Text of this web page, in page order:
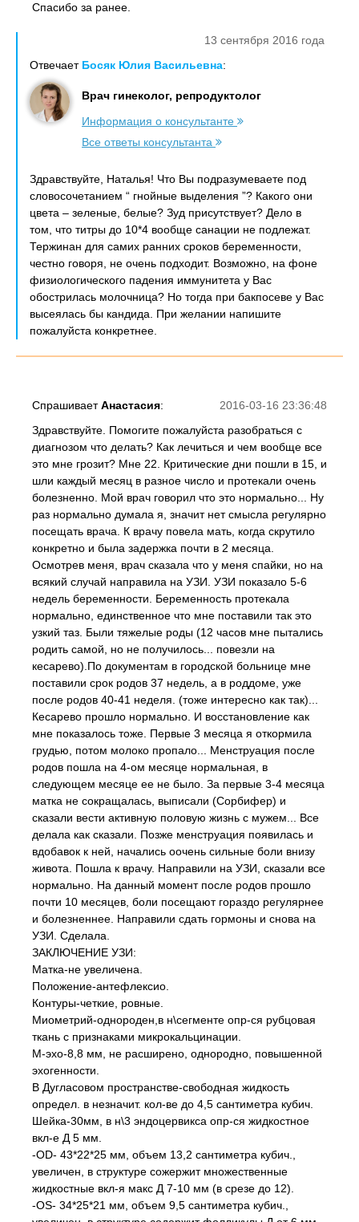
Спасибо за ранее.
13 сентября 2016 года
Отвечает Босяк Юлия Васильевна:
Врач гинеколог, репродуктолог
Информация о консультанте
Все ответы консультанта
Здравствуйте, Наталья! Что Вы подразумеваете под
словосочетанием “ гнойные выделения ”? Какого они
цвета – зеленые, белые? Зуд присутствует? Дело в
том, что титры до 10*4 вообще санации не подлежат.
Тержинан для самих ранних сроков беременности,
честно говоря, не очень подходит. Возможно, на фоне
физиологического падения иммунитета у Вас
обострилась молочница? Но тогда при бакпосеве у Вас
высеялась бы кандида. При желании напишите
пожалуйста конкретнее.
2016-03-16 23:36:48
СпрашиваетАнастасия:
Здравствуйте. Помогите пожалуйста разобраться с
диагнозом что делать? Как лечиться и чем вообще все
это мне грозит? Мне 22. Критические дни пошли в 15, и
шли каждый месяц в разное число и протекали очень
болезненно. Мой врач говорил что это нормально... Ну
раз нормально думала я, значит нет смысла регулярно
посещать врача. К врачу повела мать, когда скрутило
конкретно и была задержка почти в 2 месяца.
Осмотрев меня, врач сказала что у меня спайки, но на
всякий случай направила на УЗИ. УЗИ показало 5-6
недель беременности. Беременность протекала
нормально, единственное что мне поставили так это
узкий таз. Были тяжелые роды (12 часов мне пытались
родить самой, но не получилось... повезли на
кесарево).По документам в городской больнице мне
поставили срок родов 37 недель, а в роддоме, уже
после родов 40-41 неделя. (тоже интересно как так)...
Кесарево прошло нормально. И восстановление как
мне показалось тоже. Первые 3 месяца я откормила
грудью, потом молоко пропало... Менструация после
родов пошла на 4-ом месяце нормальная, в
следующем месяце ее не было. За первые 3-4 месяца
матка не сокращалась, выписали (Сорбифер) и
сказали вести активную половую жизнь с мужем... Все
делала как сказали. Позже менструация появилась и
вдобавок к ней, начались оочень сильные боли внизу
живота. Пошла к врачу. Направили на УЗИ, сказали все
нормально. На данный момент после родов прошло
почти 10 месяцев, боли посещают гораздо регулярнее
и болезненнее. Направили сдать гормоны и снова на
УЗИ. Сделала.
ЗАКЛЮЧЕНИЕ УЗИ:
Матка-не увеличена.
Положение-антефлексио.
Контуры-четкие, ровные.
Миометрий-однороден,в н\сегменте опр-ся рубцовая
ткань с признаками микрокальцинации.
М-эхо-8,8 мм, не расширено, однородно, повышенной
эхогенности.
В Дугласовом пространстве-свободная жидкость
определ. в незначит. кол-ве до 4,5 сантиметра кубич.
Шейка-30мм, в н\3 эндоцервикса опр-ся жидкостное
вкл-е Д 5 мм.
-OD- 43*22*25 мм, объем 13,2 сантиметра кубич.,
увеличен, в структуре сожержит множественные
жидкостные вкл-я макс Д 7-10 мм (в срезе до 12).
-OS- 34*25*21 мм, объем 9,5 сантиметра кубич.,